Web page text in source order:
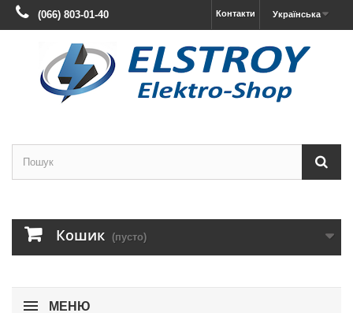
Українська
Контакти
(066) 803-01-40
Кошик (пусто)
МЕНЮ